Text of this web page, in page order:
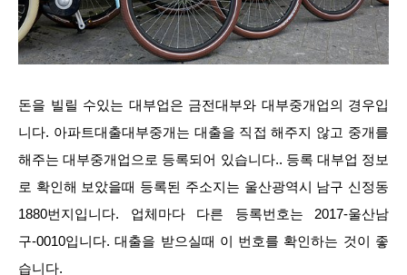
돈을 빌릴 수있는 대부업은 금전대부와 대부중개업의 경우입
니다. 아파트대출대부중개는 대출을 직접 해주지 않고 중개를
해주는 대부중개업으로 등록되어 있습니다.. 등록 대부업 정보
로 확인해 보았을때 등록된 주소지는 울산광역시 남구 신정동
1880번지입니다. 업체마다 다른 등록번호는 2017-울산남
구-0010입니다. 대출을 받으실때 이 번호를 확인하는 것이 좋
습니다.